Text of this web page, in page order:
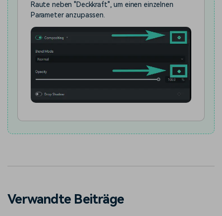
Raute neben "Deckkraft", um einen einzelnen
Parameter anzupassen.
Verwandte Beiträge